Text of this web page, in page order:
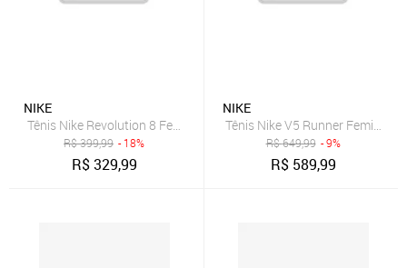
NIKE
Tênis Nike Revolution 8 Feminino
R$399,99 - 18%
R$329,99
NIKE
Tênis Nike V5 Runner Feminino
R$649,99 - 9%
R$ 589,99